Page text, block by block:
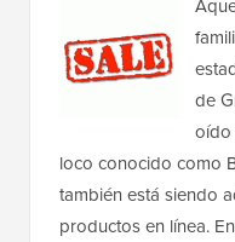
de
oído
loco conocido como
también está siendo
productos en línea.